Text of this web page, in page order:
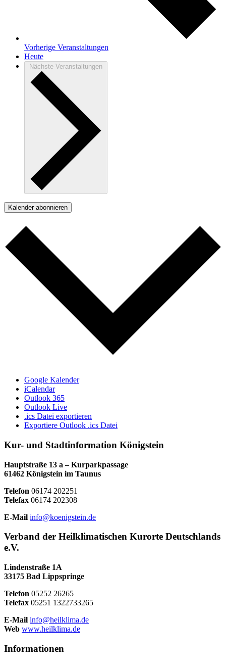
Vorherige Veranstaltungen
Heute
Nächste Veranstaltungen
Kalender abonnieren
Google Kalender
iCalendar
Outlook 365
Outlook Live
.ics Datei exportieren
Exportiere Outlook .ics Datei
Kur- und Stadtinformation Königstein
Hauptstraße 13 a – Kurparkpassage
61462 Königstein im Taunus
Telefon 06174 202251
Telefax 06174 202308
E-Mail info@koenigstein.de
Verband der Heilklimatischen Kurorte Deutschlands
e.V.
Lindenstraße 1A
33175 Bad Lippspringe
Telefon 05252 26265
Telefax 05251 1322733265
E-Mail info@heilklima.de
Web www.heilklima.de
Informationen